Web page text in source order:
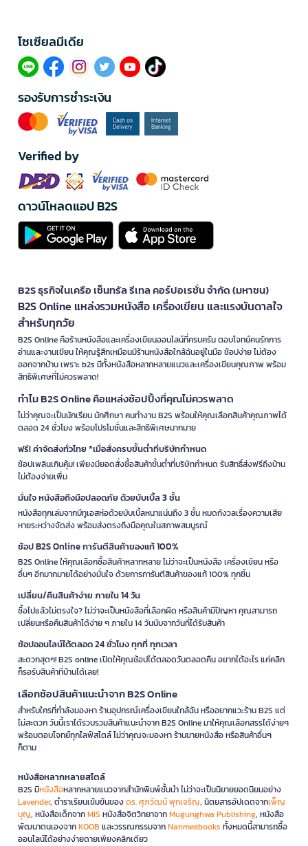
โซเซียลมีเดีย​
รองรับการชำระเงิน
Verified by
ดาวน์โหลดแอป B2S
B2S ธุรกิจในเครือ เซ็นทรัล รีเทล คอร์ปอเรชั่น จำกัด (มหาชน)
B2S Online แหล่งรวมหนังสือ เครื่องเขียน และแรงบันดาลใจ
สำหรับทุกวัย
B2S Online คือร้านหนังสือและเครื่องเขียนออนไลน์ที่ครบครัน ตอบโจทย์คนรักการ
อ่านและงานเขียน ให้คุณรู้สึกเหมือนมีร้านหนังสือใกล้ฉันอยู่ในมือ ช้อปง่าย ไม่ต้อง
ออกจากบ้าน เพราะ b2s มีทั้งหนังสือหลากหลายแนวและเครื่องเขียนคุณภาพ พร้อม
สิทธิพิเศษที่ไม่ควรพลาด!
ทำไม B2S Online คือแหล่งช้อปปิ้งที่คุณไม่ควรพลาด
ไม่ว่าคุณจะเป็นนักเรียน นักศึกษา คนทำงาน B2S พร้อมให้คุณเลือกสินค้าคุณภาพได้
ตลอด 24 ชั่วโมง พร้อมโปรโมชั่นและสิทธิพิเศษมากมาย
ฟรี! ค่าจัดส่งทั่วไทย *เมื่อสั่งครบขั้นต่ำที่บริษัทกำหนด
ช้อปเพลินเกินคุ้ม! เพียงมียอดสั่งซื้อสินค้าขั้นต่ำที่บริษัทกำหนด รับสิทธิ์ส่งฟรีถึงบ้าน
ไม่ต้องจ่ายเพิ่ม
มั่นใจ หนังสือถึงมือปลอดภัย ด้วยบับเบิ้ล 3 ชั้น
หนังสือทุกเล่มจากบีทูเอสห่อด้วยบับเบิ้ลหนาแน่นถึง 3 ชั้น หมดกังวลเรื่องความเสีย
หายระหว่างจัดส่ง พร้อมส่งตรงถึงมือคุณในสภาพสมบูรณ์
ช้อป B2S Online การันตีสินค้าของแท้ 100%
B2S Online ให้คุณเลือกซื้อสินค้าหลากหลาย ไม่ว่าจะเป็นหนังสือ เครื่องเขียน หรือ
อื่นๆ อีกมากมายได้อย่างมั่นใจ ด้วยการการันตีสินค้าของแท้ 100% ทุกชิ้น
เปลี่ยน/คืนสินค้าง่าย ภายใน 14 วัน
ซื้อไปแล้วไม่ตรงใจ? ไม่ว่าจะเป็นหนังสือที่เลือกผิด หรือสินค้ามีปัญหา คุณสามารถ
เปลี่ยนหรือคืนสินค้าได้ง่าย ๆ ภายใน 14 วันนับจากวันที่ได้รับสินค้า
ช้อปออนไลน์ได้ตลอด 24 ชั่วโมง ทุกที่ ทุกเวลา
สะดวกสุดๆ! B2S online เปิดให้คุณช้อปได้ตลอดวันตลอดคืน อยากได้อะไร แค่คลิก
ก็รอรับสินค้าที่บ้านได้เลย!
เลือกช้อปสินค้าแนะนำจาก B2S Online
สำหรับใครที่กำลังมองหา ร้านอุปกรณ์เครื่องเขียนใกล้ฉัน หรืออยากแวะร้าน B2S แต่
ไม่สะดวก วันนี้เราได้รวบรวมสินค้าแนะนำจาก B2S Online มาให้คุณเลือกสรรได้ง่ายๆ
พร้อมตอบโจทย์ทุกไลฟ์สไตล์ ไม่ว่าคุณจะมองหา ร้านขายหนังสือ หรือสินค้าอื่นๆ
ก็ตาม
หนังสือหลากหลายสไตล์
B2S มีหนังสือหลากหลายแนวจากสำนักพิมพ์ชั้นนำ ไม่ว่าจะเป็นนิยายยอดนิยมอย่าง
Lavender, ตำราเรียนเข้มข้นของดร. ศุภวัฒน์ พุกเจริญ, นิตยสารอัปเดตจากเพ็ญ
บุญ, หนังสือเด็กจากMIS หนังสือจิตวิทยาจากMugunghwa Publishing, หนังสือ
พัฒนาตนเองจากKOOB และวรรณกรรมจากNanmeebooks ทั้งหมดนี้สามารถซื้อ
ออนไลน์ได้อย่างง่ายดายเพียงคลิกเดียว